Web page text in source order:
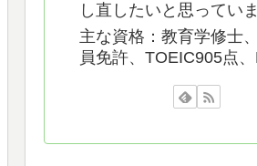
し直したいと思っていま
主な資格：教育学修士
員免許、TOEIC905点